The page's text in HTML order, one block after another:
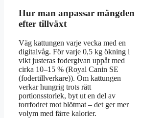
Hur man anpassar mängden
efter tillväxt
Väg kattungen varje vecka med en
digitalvåg. För varje 0,5 kg ökning i
vikt justeras fodergivan uppåt med
cirka 10–15 % (Royal Canin SE
(fodertillverkare)). Om kattungen
verkar hungrig trots rätt
portionsstorlek, byt ut en del av
torrfodret mot blötmat – det ger mer
volym med färre kalorier.